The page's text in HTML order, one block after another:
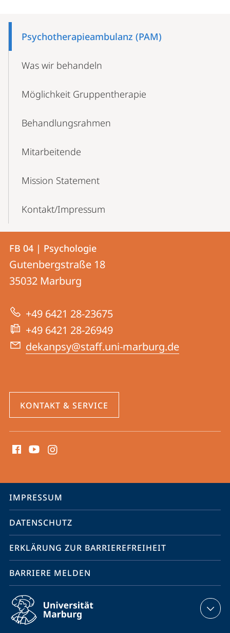
NavigationPsychotherapieambulanz (PAM)
Was wir behandeln
Möglichkeit Gruppentherapie
Behandlungsrahmen
Mitarbeitende
Mission Statement
Kontakt/Impressum
Kontakt
und
Informationen
zur
Website
Kontaktinformationen
FB
04
Psychologie
FB 04 | Psychologie
Gutenbergstraße 18
35032 Marburg
+49 6421 28-23675
+49 6421 28-26949
dekanpsy@staff.uni-marburg.de
KONTAKT & SERVICE
Media
Service-
Navigation
IMPRESSUM
DATENSCHUTZ
ERKLÄRUNG ZUR BARRIEREFREIHEIT
BARRIERE MELDEN